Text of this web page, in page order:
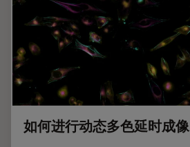
如何进行动态多色延时成像